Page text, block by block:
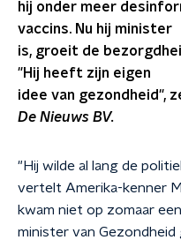
hij onder meer
vaccins. Nu hij minister
is, groeit de
"Hij heeft zijn eigen
idee van gezondheid",
De Nieuws BV.
"Hij wilde al lang de
vertelt Amerika-kenner
kwam niet op zomaar
minister van